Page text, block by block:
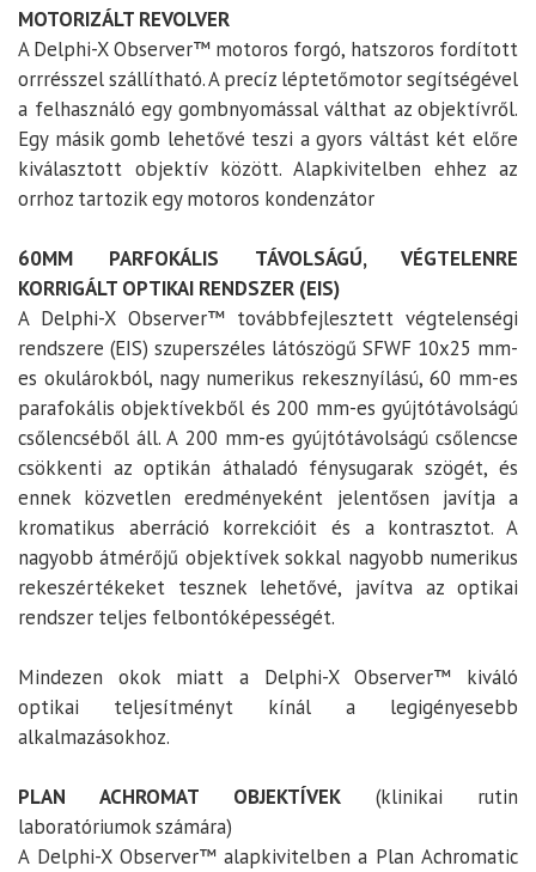
MOTORIZÁLT REVOLVER
A Delphi-X Observer™ motoros forgó, hatszoros fordított
orrrésszel szállítható. A precíz léptetőmotor segítségével
a felhasználó egy gombnyomással válthat az objektívről.
Egy másik gomb lehetővé teszi a gyors váltást két előre
kiválasztott objektív között. Alapkivitelben ehhez az
orrhoz tartozik egy motoros kondenzátor
60MM PARFOKÁLIS TÁVOLSÁGÚ, VÉGTELENRE
KORRIGÁLT OPTIKAI RENDSZER (EIS)
A Delphi-X Observer™ továbbfejlesztett végtelenségi
rendszere (EIS) szuperszéles látószögű SFWF 10x25 mm-
es okulárokból, nagy numerikus rekesznyílású, 60 mm-es
parafokális objektívekből és 200 mm-es gyújtótávolságú
csőlencséből áll. A 200 mm-es gyújtótávolságú csőlencse
csökkenti az optikán áthaladó fénysugarak szögét, és
ennek közvetlen eredményeként jelentősen javítja a
kromatikus aberráció korrekcióit és a kontrasztot. A
nagyobb átmérőjű objektívek sokkal nagyobb numerikus
rekeszértékeket tesznek lehetővé, javítva az optikai
rendszer teljes felbontóképességét.
Mindezen okok miatt a Delphi-X Observer™ kiváló
optikai teljesítményt kínál a legigényesebb
alkalmazásokhoz.
PLAN ACHROMAT OBJEKTÍVEK (klinikai rutin
laboratóriumok számára)
A Delphi-X Observer™ alapkivitelben a Plan Achromatic